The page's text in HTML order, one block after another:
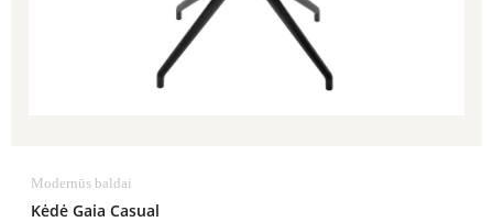
Modernūs baldai
Kėdė Gaia Casual